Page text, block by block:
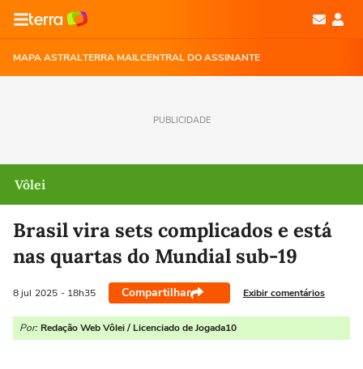
MAPA ASTRALTERRA MAILCENTRAL DO ASSINANTE
PUBLICIDADE
Vôlei
Brasil vira sets complicados e está
nas quartas do Mundial sub-19
8 jul 2025 - 18h35 Compartilhar Exibir comentários
Por: Redação Web Vôlei / Licenciado de Jogada10